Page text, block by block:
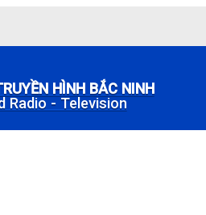
HÌNH BẮC NINH
Radio - Television